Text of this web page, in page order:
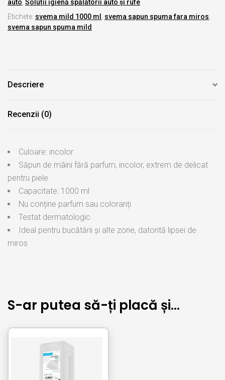
auto, Soluții igienă spălătorii auto și rufe
Etichete: svema mild 1000 ml , svema sapun spuma fara miros,
svema sapun spuma mild
Descriere
Recenzii (0)
Culoare: incolor
Săpun de mâini fără parfum, incolor, extrem de delicat
pentru piele
Capacitate: 1000 ml
Nu conține parfum sau coloranți
Testat dermatologic
Ideal pentru bucătării și alte zone, datorită lipsei de
miros
S-ar putea să-ți placă și…